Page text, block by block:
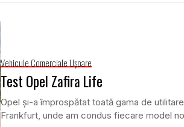
Vehicule Comerciale Uşoare
Test Opel Zafira Life
Opel și-a împrospătat toată gama de
Frankfurt, unde am condus fiecare model